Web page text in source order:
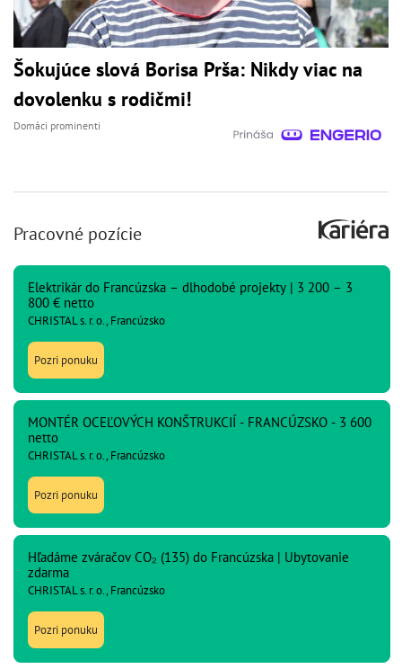
Šokujúce slová Borisa Prša: Nikdy viac na
dovolenku s rodičmi!
Domáci prominenti
Pracovné pozície
Elektrikár do Francúzska – dlhodobé projekty | 3 200 – 3
800 € netto
CHRISTAL s. r. o., Francúzsko
Pozri ponuku
MONTÉR OCEĽOVÝCH KONŠTRUKCIÍ - FRANCÚZSKO - 3 600
netto
CHRISTAL s. r. o., Francúzsko
Pozri ponuku
Hľadáme zváračov CO₂ (135) do Francúzska | Ubytovanie
zdarma
CHRISTAL s. r. o., Francúzsko
Pozri ponuku